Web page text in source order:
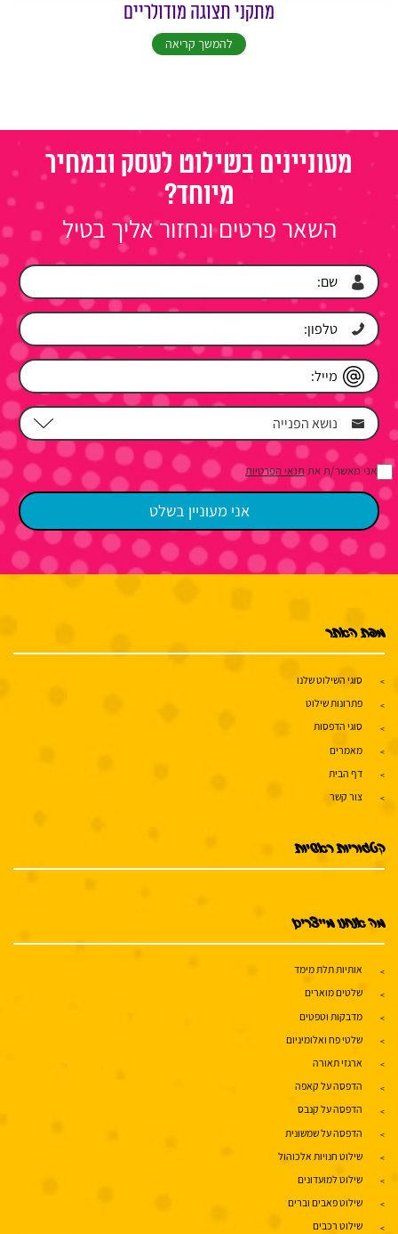
מתקני תצוגה מודולריים
להמשך קריאה
מעוניינים בשילוט לעסק ובמחיר
מיוחד?
השאר פרטים ונחזור אליך בטיל
אני מאשר/ת את תנאי הפרטיות
מפת האתר
סוגי השילוט שלנו
פתרונות שילוט
סוגי הדפסות
מאמרים
דף הבית
צור קשר
קטגוריות ראשיות
מה אנחנו מייצרים
אותיות תלת מימד
שלטים מוארים
מדבקות וטפטים
שלטי פח ואלומיניום
ארגזי תאורה
הדפסה על קאפה
הדפסה על קנבס
הדפסה על שמשונית
שילוט חנויות אלכוהול
שילוט למועדונים
שילוט פאבים וברים
שילוט רכבים